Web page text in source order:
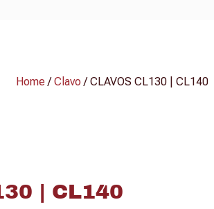
Home/Clavo/ CLAVOS CL130 | CL140
| CL140